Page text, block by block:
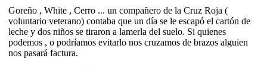
Goreño , White , Cerro ... un compañero de la Cruz Roja (
voluntario veterano) contaba que un día se le escapó el cartón de
leche y dos niños se tiraron a lamerla del suelo. Si quienes
podemos , o podríamos evitarlo nos cruzamos de brazos alguien
nos pasará factura.